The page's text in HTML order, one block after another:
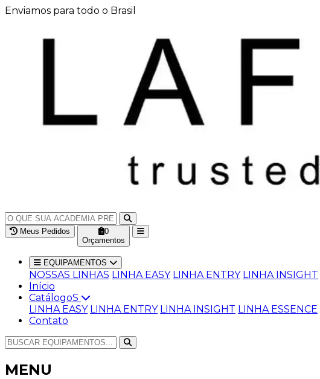
Enviamos para todo o Brasil
Meus Pedidos
0
Orçamentos
EQUIPAMENTOS
NOSSAS LINHAS LINHA EASY LINHA ENTRY LINHA INSIGHT
Início
CatálogoS
LINHA EASY LINHA ENTRY LINHA INSIGHT LINHA ESSENCE
Contato
MENU